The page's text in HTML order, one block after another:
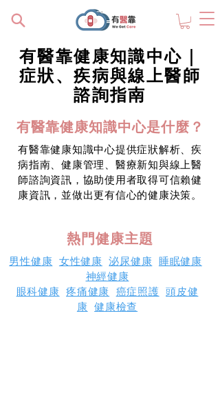
有醫靠健康知識中心｜
症狀、疾病與線上醫師
諮詢指南
有醫靠健康知識中心是什麼？
有醫靠健康知識中心提供症狀解析、疾
病指南、健康管理、醫療新知與線上醫
師諮詢資訊，協助使用者取得可信賴健
康資訊，並做出更有信心的健康決策。
熱門健康主題
男性健康 女性健康 泌尿健康 睡眠健康
神經健康
眼科健康 疼痛健康 癌症照護 頭皮健
康 健康檢查